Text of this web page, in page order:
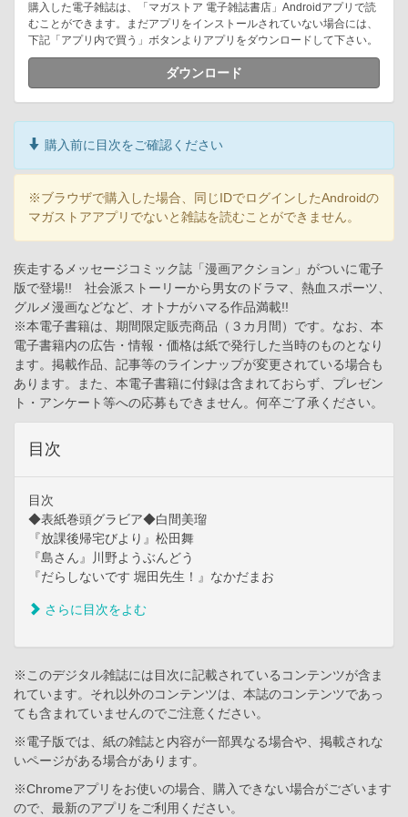
購入した電子雑誌は、「マガストア 電子雑誌書店」Androidアプリで読
むことができます。まだアプリをインストールされていない場合には、
下記「アプリ内で買う」ボタンよりアプリをダウンロードして下さい。
ダウンロード
購入前に目次をご確認ください
※ブラウザで購入した場合、同じIDでログインしたAndroidの
マガストアアプリでないと雑誌を読むことができません。
疾走するメッセージコミック誌「漫画アクション」がついに電子
版で登場!! 社会派ストーリーから男女のドラマ、熱血スポーツ、
グルメ漫画などなど、オトナがハマる作品満載!!
※本電子書籍は、期間限定販売商品（３カ月間）です。なお、本
電子書籍内の広告・情報・価格は紙で発行した当時のものとなり
ます。掲載作品、記事等のラインナップが変更されている場合も
あります。また、本電子書籍に付録は含まれておらず、プレゼン
ト・アンケート等への応募もできません。何卒ご了承ください。
目次
目次
◆表紙巻頭グラビア◆白間美瑠
『放課後帰宅びより』松田舞
『島さん』川野ようぶんどう
『だらしないです 堀田先生！』なかだまお
さらに目次をよむ
※このデジタル雑誌には目次に記載されているコンテンツが含ま
れています。それ以外のコンテンツは、本誌のコンテンツであっ
ても含まれていませんのでご注意ください。
※電子版では、紙の雑誌と内容が一部異なる場合や、掲載されな
いページがある場合があります。
※Chromeアプリをお使いの場合、購入できない場合がございます
ので、最新のアプリをご利用ください。